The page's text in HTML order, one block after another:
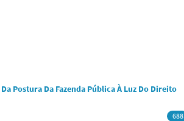
Postura Da Fazenda Pública À Luz Do Direito
688